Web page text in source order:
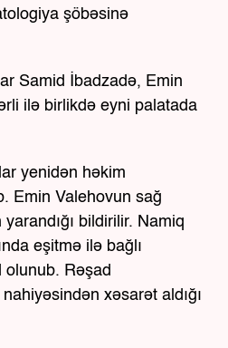
şöbəsinə
Samid İbadzadə, Emin
ilə birlikdə eyni palatada
yenidən həkim
Emin Valehovun sağ
bildirilir. Namiq
eşitmə ilə bağlı
olunub. Rəşad
xəsarət aldığı